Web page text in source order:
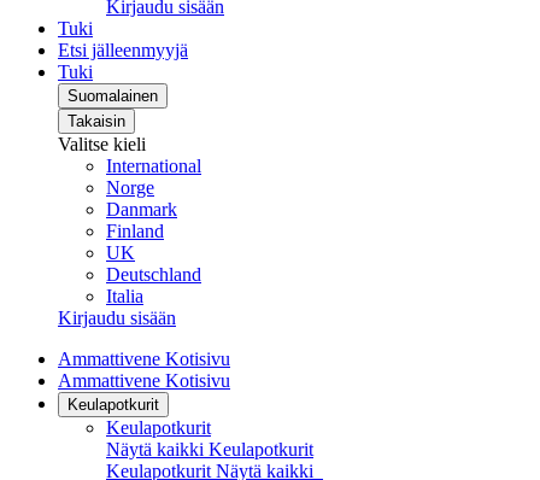
Kirjaudu sisään
Tuki
Etsi jälleenmyyjä
Tuki
Suomalainen
Takaisin
Valitse kieli
International
Norge
Danmark
Finland
UK
Deutschland
Italia
Kirjaudu sisään
Ammattivene Kotisivu
Ammattivene Kotisivu
Keulapotkurit
Keulapotkurit
Näytä kaikki Keulapotkurit
Keulapotkurit Näytä kaikki